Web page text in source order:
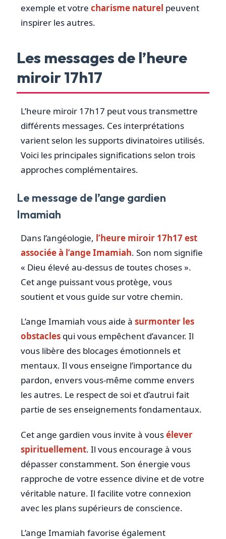
exemple et votre charisme naturel peuvent
inspirer les autres.
Les messages de l’heure
miroir 17h17
L’heure miroir 17h17 peut vous transmettre
différents messages. Ces interprétations
varient selon les supports divinatoires utilisés.
Voici les principales significations selon trois
approches complémentaires.
Le message de l’ange gardien
Imamiah
Dans l’angéologie, l’heure miroir 17h17 est
associée à l’ange Imamiah. Son nom signifie
« Dieu élevé au-dessus de toutes choses ».
Cet ange puissant vous protège, vous
soutient et vous guide sur votre chemin.
L’ange Imamiah vous aide à surmonter les
obstacles qui vous empêchent d’avancer. Il
vous libère des blocages émotionnels et
mentaux. Il vous enseigne l’importance du
pardon, envers vous-même comme envers
les autres. Le respect de soi et d’autrui fait
partie de ses enseignements fondamentaux.
Cet ange gardien vous invite à vousélever
spirituellement. Il vous encourage à vous
dépasser constamment. Son énergie vous
rapproche de votre essence divine et de votre
véritable nature. Il facilite votre connexion
avec les plans supérieurs de conscience.
L’ange Imamiah favorise également